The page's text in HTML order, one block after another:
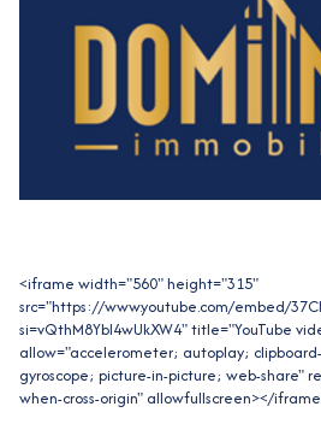
<iframe width="560" height="315"
src="https://www.youtube.com/embed/
si=vQthM8YbI4wUkXW4" title="YouTube
allow="accelerometer; autoplay;
gyroscope; picture-in-picture; web-share"
when-cross-origin" allowfullscreen></